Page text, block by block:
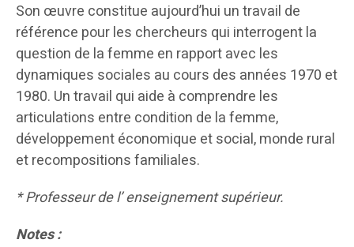
Son œuvre constitue aujourd’hui un travail de
référence pour les chercheurs qui interrogent la
question de la femme en rapport avec les
dynamiques sociales au cours des années 1970 et
1980. Un travail qui aide à comprendre les
articulations entre condition de la femme,
développement économique et social, monde rural
et recompositions familiales.
* Professeur de l’ enseignement supérieur.
Notes :